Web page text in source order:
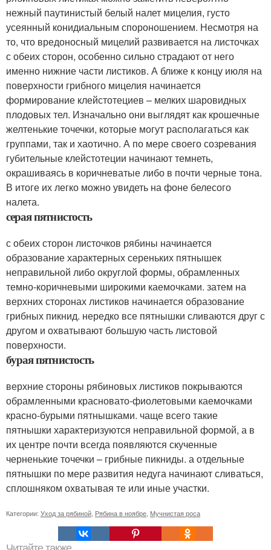
нежный паутинистый белый налет мицелия, густо
усеянный конидиальным спороношением. Несмотря на
то, что вредоносный мицелий развивается на листочках
с обеих сторон, особенно сильно страдают от него
именно нижние части листиков. А ближе к концу июля на
поверхности грибного мицелия начинается
формирование клейстотециев – мелких шаровидных
плодовых тел. Изначально они выглядят как крошечные
желтенькие точечки, которые могут располагаться как
группами, так и хаотично. А по мере своего созревания
губительные клейстотеции начинают темнеть,
окрашиваясь в коричневатые либо в почти черные тона.
В итоге их легко можно увидеть на фоне белесого
налета.
серая пятнистость
с обеих сторон листочков рябины начинается
образование характерных сереньких пятнышек
неправильной либо округлой формы, обрамленных
темно-коричневыми широкими каемочками. затем на
верхних сторонах листиков начинается образование
грибных пикнид. нередко все пятнышки сливаются друг с
другом и охватывают большую часть листовой
поверхности.
бурая пятнистость
верхние стороны рябиновых листиков покрываются
обрамленными красновато-фиолетовыми каемочками
красно-бурыми пятнышками. чаще всего такие
пятнышки характеризуются неправильной формой, а в
их центре почти всегда появляются скученные
черненькие точечки – грибные пикниды. а отдельные
пятнышки по мере развития недуга начинают сливаться,
сплошняком охватывая те или иные участки.
Категории: Уход за рябиной Рябина в ноябре Мучнистая роса